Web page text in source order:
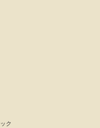
ク